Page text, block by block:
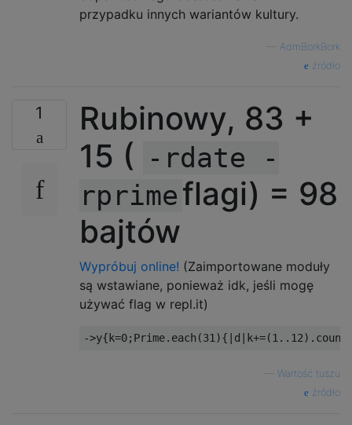
przypadku innych wariantów kultury.
AdmBorkBork
źródło
1
Rubinowy, 83 +
15 ( -rdate -
rprime flagi) = 98
bajtów
Wypróbuj online! (Zaimportowane moduły
są wstawiane, ponieważ idk, jeśli mogę
używać flag w repl.it)
Wartość tuszu
źródło